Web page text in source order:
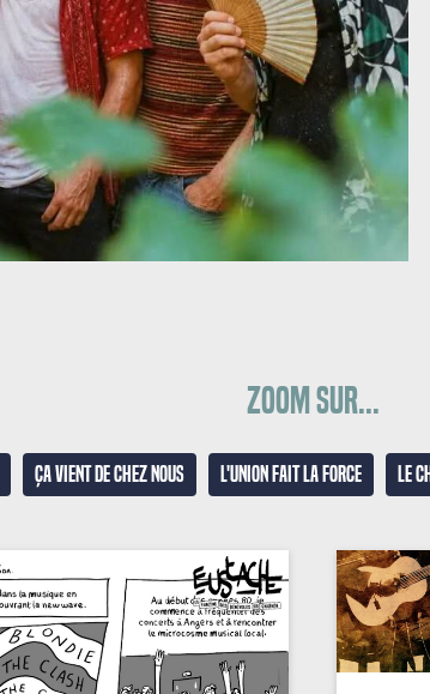
Zoom sur...
Ça vient de chez nous L'union fait la force Le